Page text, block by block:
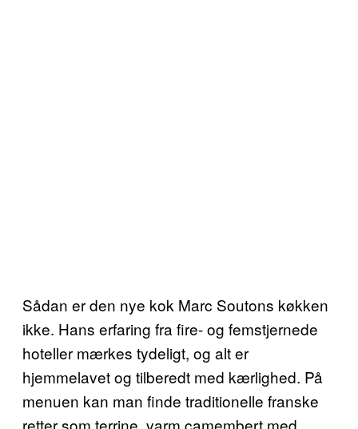
Sådan er den nye kok Marc Soutons køkken
ikke. Hans erfaring fra fire- og femstjernede
hoteller mærkes tydeligt, og alt er
hjemmelavet og tilberedt med kærlighed. På
menuen kan man finde traditionelle franske
retter som terrine, varm camembert med